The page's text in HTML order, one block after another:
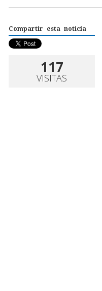
Compartir esta noticia
117
VISITAS